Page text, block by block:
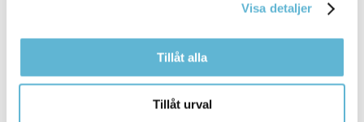
Visa detaljer
Tillåt alla
Tillåt urval
www.bromolla.se
Växel: 0456-82 20 00